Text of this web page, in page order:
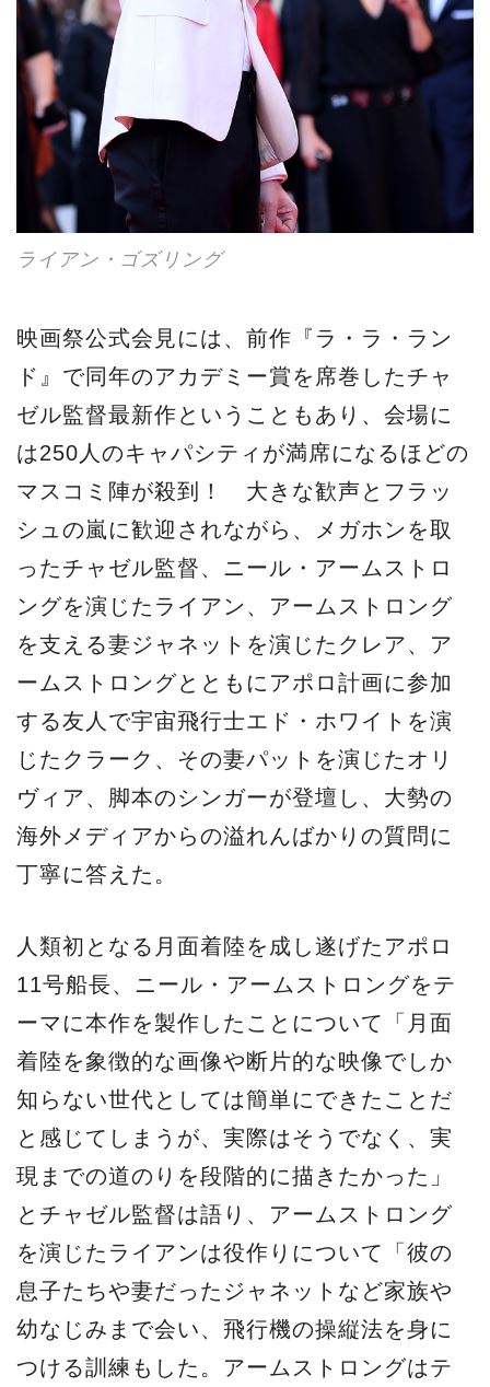
ライアン・ゴズリング
映画祭公式会見には、前作『ラ・ラ・ラン
ド』で同年のアカデミー賞を席巻したチャ
ゼル監督最新作ということもあり、会場に
は250人のキャパシティが満席になるほどの
マスコミ陣が殺到！ 大きな歓声とフラッ
シュの嵐に歓迎されながら、メガホンを取
ったチャゼル監督、ニール・アームストロ
ングを演じたライアン、アームストロング
を支える妻ジャネットを演じたクレア、ア
ームストロングとともにアポロ計画に参加
する友人で宇宙飛行士エド・ホワイトを演
じたクラーク、その妻パットを演じたオリ
ヴィア、脚本のシンガーが登壇し、大勢の
海外メディアからの溢れんばかりの質問に
丁寧に答えた。
人類初となる月面着陸を成し遂げたアポロ
11号船長、ニール・アームストロングをテ
ーマに本作を製作したことについて「月面
着陸を象徴的な画像や断片的な映像でしか
知らない世代としては簡単にできたことだ
と感じてしまうが、実際はそうでなく、実
現までの道のりを段階的に描きたかった」
とチャゼル監督は語り、アームストロング
を演じたライアンは役作りについて「彼の
息子たちや妻だったジャネットなど家族や
幼なじみまで会い、飛行機の操縦法を身に
つける訓練もした。アームストロングはテ